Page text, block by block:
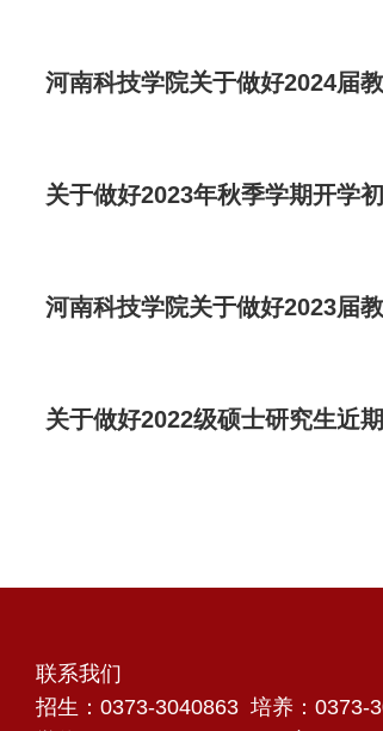
河南科技学院关于做好2024届
关于做好2023年秋季学期开学
河南科技学院关于做好2023届
关于做好2022级硕士研究生近
联系我们
招生：0373-3040863 培养：0373-